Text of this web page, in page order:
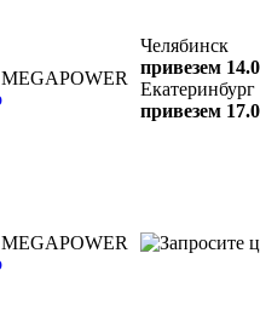
MEGAPOWER
Челябинск
привезем
Екатеринбург
привезем
MEGAPOWER